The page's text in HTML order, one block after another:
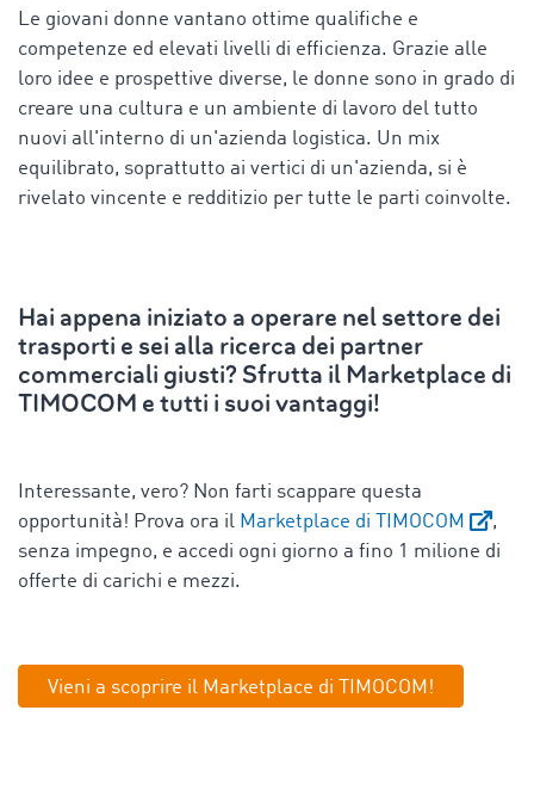
Le giovani donne vantano ottime qualifiche e
competenze ed elevati livelli di efficienza. Grazie alle
loro idee e prospettive diverse, le donne sono in grado di
creare una cultura e un ambiente di lavoro del tutto
nuovi all'interno di un'azienda logistica. Un mix
equilibrato, soprattutto ai vertici di un'azienda, si è
rivelato vincente e redditizio per tutte le parti coinvolte.
Hai appena iniziato a operare nel settore dei
trasporti e sei alla ricerca dei partner
commerciali giusti? Sfrutta il Marketplace di
TIMOCOM e tutti i suoi vantaggi!
Interessante, vero? Non farti scappare questa
opportunità! Prova ora il Marketplace di TIMOCOM
,
senza impegno, e accedi ogni giorno a fino 1 milione di
offerte di carichi e mezzi.
Vieni a scoprire il Marketplace di TIMOCOM!